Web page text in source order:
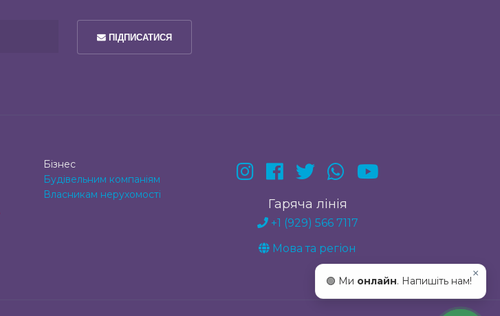
ПІДПИСАТИСЯ
Бізнес
Будівельним компаніям
Власникам нерухомості
Гаряча лінія
+1 (929) 566 7117
Мова та регіон
🟢 Ми онлайн. Напишіть нам!
×